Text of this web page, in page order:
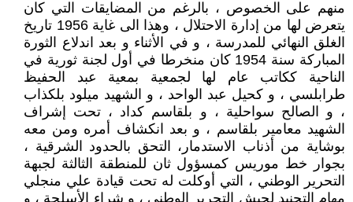
منهم على الخصوص ، بالرغم من المضايقات التي كان
يتعرض لها من إدارة الاحتلال ، وهذا الى غاية 1956 تاريخ
الغلق النهائي للمدرسة ، و في الأثناء و بعد اندلاع الثورة
المباركة سنة 1954 كان منخرطا في أول لجنة ثورية في
الناحية ككاتب عام لها لجمعية بمعية عبد الحفيظ
طرابلسي ، و كحيل عبد الواحد ، و الشهيد ميلود بلكذاب
، و الصالح سواحلية ، و بلقاسم كداد ، تحت إشراف
الشهيد معامير بلقاسم ، و بعد انكشاف أمره ومن معه
بوشاية من أذناب الاستدمار، التحق بالحدود الشرقية ،
بجوار خط موريس كمسؤول ثان للمنطقة الثالثة لجبهة
التحرير الوطني ، التي أوكلت له تحت قيادة علي منجلي
مهام التجنيد لجيش التحرير الوطني ، و شراء الأسلحة ، و